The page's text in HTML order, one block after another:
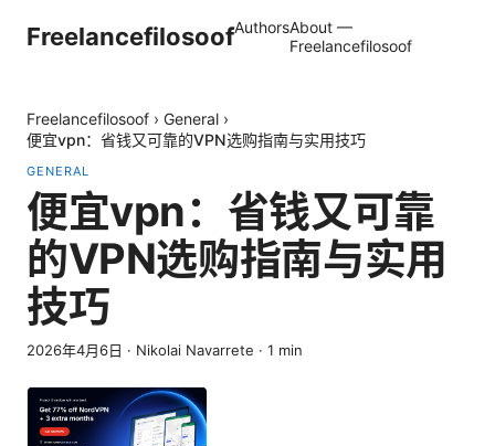
FreelancefilosoofAuthorsAbout —
Freelancefilosoof
Freelancefilosoof › General ›
便宜vpn：省钱又可靠的VPN选购指南与实用技巧
GENERAL
便宜vpn：省钱又可靠
的VPN选购指南与实用
技巧
2026年4月6日 · Nikolai Navarrete · 1 min